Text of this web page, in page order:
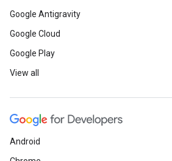
Google Antigravity
Google Cloud
Google Play
View all
Android